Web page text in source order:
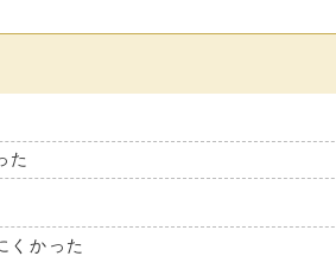
た
くかった